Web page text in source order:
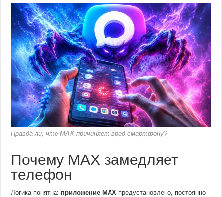
Правда ли, что MAX причиняет вред смартфону?
Почему MAX замедляет
телефон
Логика понятна: приложение MAX предустановлено, постоянно